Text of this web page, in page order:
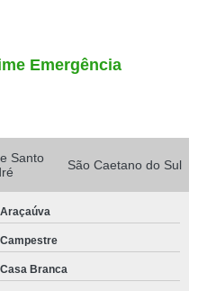
Emergência
Santo
São Caetano do Sul
Araçaúva
Campestre
Casa Branca